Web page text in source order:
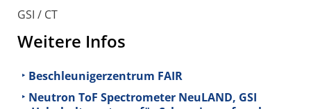
GSI / CT
Weitere Infos
Beschleunigerzentrum FAIR
Neutron ToF Spectrometer NeuLAND, GSI